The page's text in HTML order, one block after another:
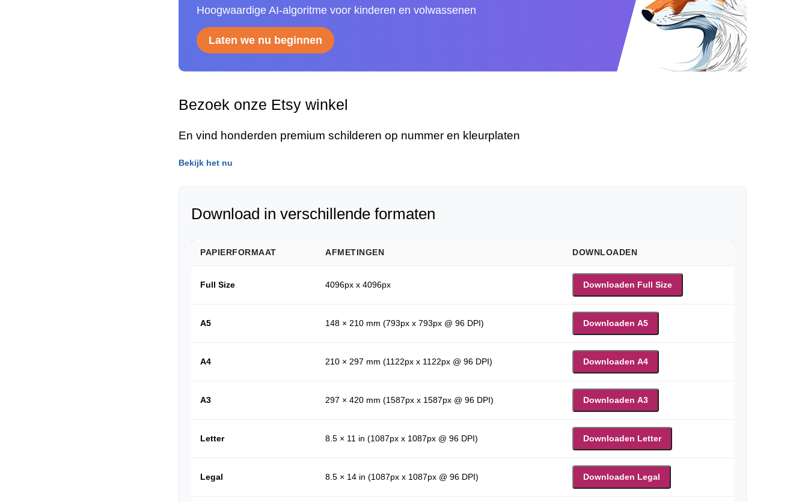
Hoogwaardige AI-algoritme voor kinderen en volwassenen
Laten we nu beginnen
Bezoek onze Etsy winkel
En vind honderden premium schilderen op nummer en kleurplaten
Bekijk het nu
Download in verschillende formaten
PAPIERFORMAAT AFMETINGEN DOWNLOADEN
Full Size 4096px x 4096px Downloaden Full Size
A5 148 × 210 mm (793px x 793px @ 96 DPI) Downloaden A5
A4 210 × 297 mm (1122px x 1122px @ 96 DPI) Downloaden A4
A3 297 × 420 mm (1587px x 1587px @ 96 DPI) Downloaden A3
Letter 8.5 × 11 in (1087px x 1087px @ 96 DPI) Downloaden Letter
Legal 8.5 × 14 in (1087px x 1087px @ 96 DPI) Downloaden Legal